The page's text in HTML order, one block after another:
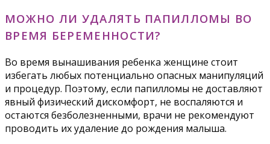
МОЖНО ЛИ УДАЛЯТЬ ПАПИЛЛОМЫ ВО
ВРЕМЯ БЕРЕМЕННОСТИ?
Во время вынашивания ребенка женщине стоит
избегать любых потенциально опасных манипуляций
и процедур. Поэтому, если папилломы не доставляют
явный физический дискомфорт, не воспаляются и
остаются безболезненными, врачи не рекомендуют
проводить их удаление до рождения малыша.